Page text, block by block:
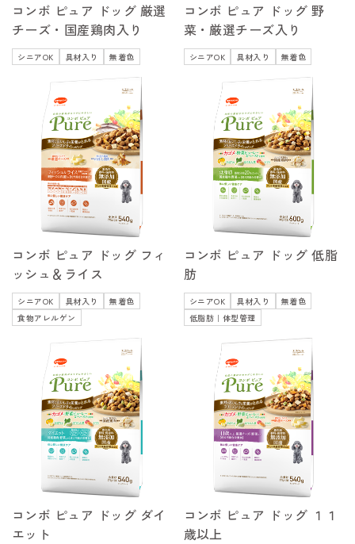
コンボ ピュア ドッグ 厳選
チーズ・国産鶏肉入り
シニアOK 具材入り 無着色
コンボ ピュア ドッグ 野
菜・厳選チーズ入り
シニアOK 具材入り 無着色
コンボ ピュア ドッグ フィ
ッシュ＆ライス
シニアOK 具材入り
無着色
食物アレルゲン
コンボ ピュア ドッグ 低脂
肪
シニアOK 具材入り
無着色
低脂肪｜体型管理
コンボ ピュア ドッグ ダイ
エット
コンボ ピュア ドッグ １１
歳以上